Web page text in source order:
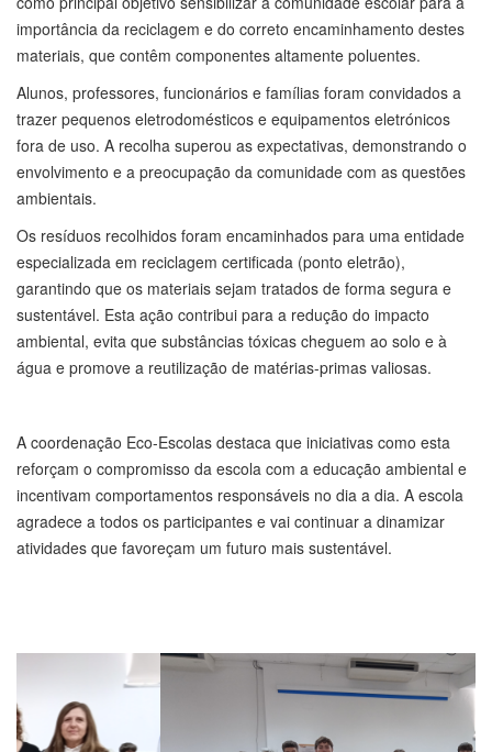
importância da reciclagem e do correto encaminhamento destes
materiais, que contêm componentes altamente poluentes.
Alunos, professores, funcionários e famílias foram convidados a
trazer pequenos eletrodomésticos e equipamentos eletrónicos
fora de uso. A recolha superou as expectativas, demonstrando o
envolvimento e a preocupação da comunidade com as questões
ambientais.
Os resíduos recolhidos foram encaminhados para uma entidade
especializada em reciclagem certificada (ponto eletrão),
garantindo que os materiais sejam tratados de forma segura e
sustentável. Esta ação contribui para a redução do impacto
ambiental, evita que substâncias tóxicas cheguem ao solo e à
água e promove a reutilização de matérias-primas valiosas.
A coordenação Eco-Escolas destaca que iniciativas como esta
reforçam o compromisso da escola com a educação ambiental e
incentivam comportamentos responsáveis no dia a dia. A escola
agradece a todos os participantes e vai continuar a dinamizar
atividades que favoreçam um futuro mais sustentável.